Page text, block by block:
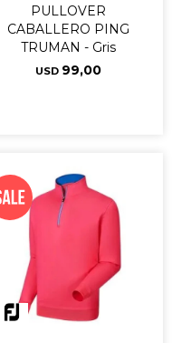
PULLOVER
CABALLERO PING
TRUMAN - Gris
USD 99,00